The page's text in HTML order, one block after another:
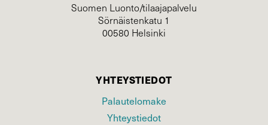
Suomen Luonto/tilaajapalvelu
Sörnäistenkatu 1
00580 Helsinki
YHTEYSTIEDOT
Palautelomake
Yhteystiedot